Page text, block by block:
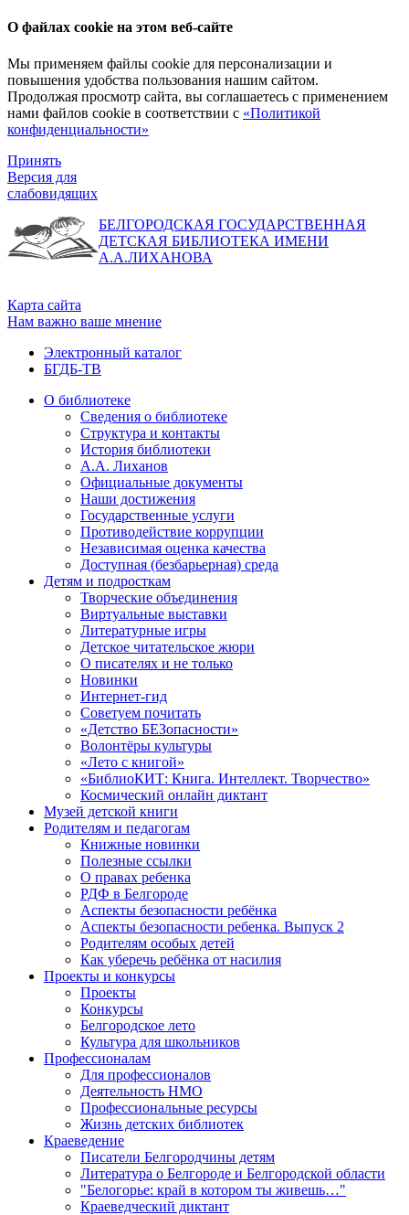
О файлах cookie на этом веб-сайте
Мы применяем файлы cookie для персонализации и
повышения удобства пользования нашим сайтом.
Продолжая просмотр сайта, вы соглашаетесь с применением
нами файлов cookie в соответствии с «Политикой
конфиденциальности»
Принять
Версия для
слабовидящих
БЕЛГОРОДСКАЯ ГОСУДАРСТВЕННАЯ
ДЕТСКАЯ БИБЛИОТЕКА ИМЕНИ
А.А.ЛИХАНОВА
Карта сайта
Нам важно ваше мнение
Электронный каталог
БГДБ-ТВ
О библиотеке
Сведения о библиотеке
Структура и контакты
История библиотеки
А.А. Лиханов
Официальные документы
Наши достижения
Государственные услуги
Противодействие коррупции
Независимая оценка качества
Доступная (безбарьерная) среда
Детям и подросткам
Творческие объединения
Виртуальные выставки
Литературные игры
Детское читательское жюри
О писателях и не только
Новинки
Интернет-гид
Советуем почитать
«Детство БЕЗопасности»
Волонтёры культуры
«Лето с книгой»
«БиблиоКИТ: Книга. Интеллект. Творчество»
Космический онлайн диктант
Музей детской книги
Родителям и педагогам
Книжные новинки
Полезные ссылки
О правах ребенка
РДФ в Белгороде
Аспекты безопасности ребёнка
Аспекты безопасности ребенка. Выпуск 2
Родителям особых детей
Как уберечь ребёнка от насилия
Проекты и конкурсы
Проекты
Конкурсы
Белгородское лето
Культура для школьников
Профессионалам
Для профессионалов
Деятельность НМО
Профессиональные ресурсы
Жизнь детских библиотек
Краеведение
Писатели Белгородчины детям
Литература о Белгороде и Белгородской области
"Белогорье: край в котором ты живешь…"
Краеведческий диктант